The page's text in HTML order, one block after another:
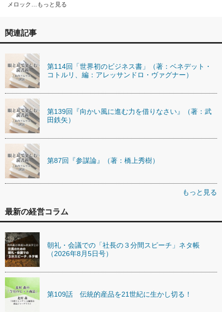
メロック…もっと見る
関連記事
第114回「世界初のビジネス書」（著：ベネデット・
コトルリ、編：アレッサンドロ・ヴァグナー）
第139回『向かい風に進む力を借りなさい』（著：武
田鉄矢）
第87回『参謀論』（著：橋上秀樹）
もっと見る
最新の経営コラム
朝礼・会議での「社長の３分間スピーチ」ネタ帳
（2026年8月5日号）
第109話 伝統的産品を21世紀に生かし切る！